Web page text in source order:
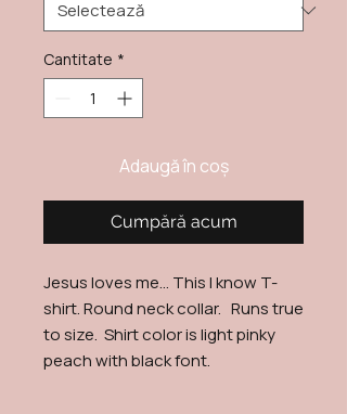
Cantitate *
Adaugă în coș
Cumpără acum
Jesus loves me… This I know T-
shirt. Round neck collar. Runs true
to size. Shirt color is light pinky
peach with black font.